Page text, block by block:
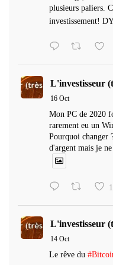
plusieurs paliers.
investissement!
L'investisseur
16 Oct
Mon PC de 2020
rarement eu un
Pourquoi changer
d'argent mais je
1
L'investisseur
14 Oct
Le rêve du